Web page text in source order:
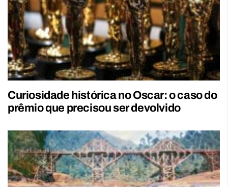
Curiosidade histórica no Oscar: o caso do
prêmio que precisou ser devolvido